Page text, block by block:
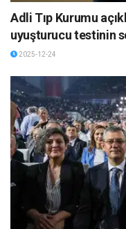
Adli Tıp Kurumu
uyuşturucu testinin
2025-12-24